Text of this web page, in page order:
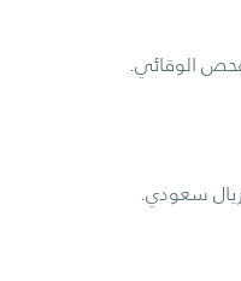
الوقائي.